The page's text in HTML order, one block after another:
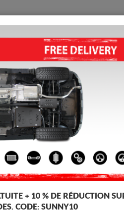
ACCUEIL LIVRAISON AVIS
PROTECTION DE RADIATEUR
Code d'article: 08.503
166€
TTC
Marque
+ 10 % DE RÉDUCTION
CODE: SUNNY10